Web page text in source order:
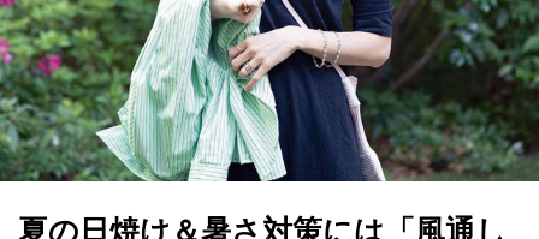
夏の日焼け＆暑さ対策には「風通し